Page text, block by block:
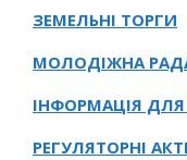
ЗЕМЕЛЬНІ ТОРГИ
МОЛОДІЖНА
ІНФОРМАЦІЯ
РЕГУЛЯТОРНІ